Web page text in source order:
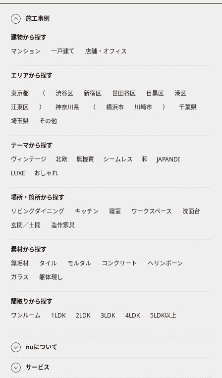
施工事例
建物から探す
マンション
一戸建て 店舗・オフィス
エリアから探す
東京都 （ 渋谷区 新宿区 世田谷区 目黒区
港区
江東区
） 神奈川県 （ 横浜市 川崎市 ）
千葉県
埼玉県
その他
テーマから探す
ヴィンテージ
北欧 無機質 シームレス 和
JAPANDI
LUXE
おしゃれ
場所・箇所から探す
リビングダイニング
キッチン 寝室 ワークスペース
洗面台
玄関／土間
造作家具
素材から探す
無垢材
タイル モルタル コンクリート
ヘリンボーン
ガラス
躯体現し
間取りから探す
ワンルーム
1LDK 2LDK 3LDK 4LDK 5LDK以上
nuについて
サービス